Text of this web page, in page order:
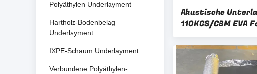
Polyäthylen Underlayment
Hartholz-Bodenbelag
Underlayment
IXPE-Schaum Underlayment
Verbundene Polyäthylen-
Akustische
110KGS/CBM EVA
Underlayment
Mikrometern PET